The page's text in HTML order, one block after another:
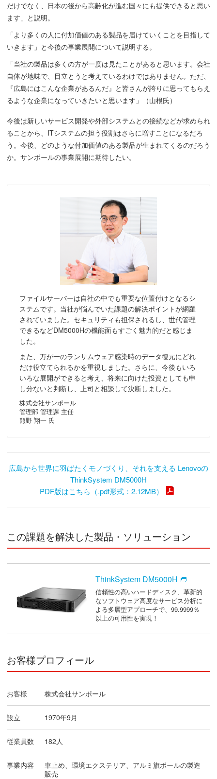
だけでなく、日本の後から高齢化が進む国々にも提供できると思い
ます」と説明。
「より多くの人に付加価値のある製品を届けていくことを目指して
いきます」と今後の事業展開について説明する。
「当社の製品は多くの方が一度は見たことがあると思います。会社
自体が地味で、目立とうと考えているわけではありません。ただ、
『広島にはこんな企業があるんだ』と皆さんが誇りに思ってもらえ
るような企業になっていきたいと思います」（山根氏）
今後は新しいサービス開発や外部システムとの接続などが求められ
ることから、ITシステムの担う役割はさらに増すことになるだろ
う。今後、どのような付加価値のある製品が生まれてくるのだろう
か。サンポールの事業展開に期待したい。
ファイルサーバーは自社の中でも重要な位置付けとなるシ
ステムです。当社が悩んでいた課題の解決ポイントが網羅
されていました。セキュリティも担保されるし、世代管理
できるなどDM5000Hの機能面もすごく魅力的だと感じま
した。
また、万が一のランサムウェア感染時のデータ復元にどれ
だけ役立てられるかを重視しました。さらに、今後もいろ
いろな展開ができると考え、将来に向けた投資としても申
し分ないと判断し、上司と相談して決断しました。
株式会社サンポール
管理部 管理課 主任
熊野 翔一 氏
広島から世界に羽ばたくモノづくり、それを支える Lenovoの
ThinkSystem DM5000H
PDF版はこちら（.pdf形式：2.12MB）
この課題を解決した製品・ソリューション
ThinkSystem DM5000H
信頼性の高いハードディスク、革新的
なソフトウェア高度なサービス分析に
よる多層型アプローチで、99.9999％
以上の可用性を実現！
お客様プロフィール
お客様 株式会社サンポール
設立 1970年9月
従業員数 182人
事業内容
車止め、環境エクステリア、アルミ旗ポールの製造
販売